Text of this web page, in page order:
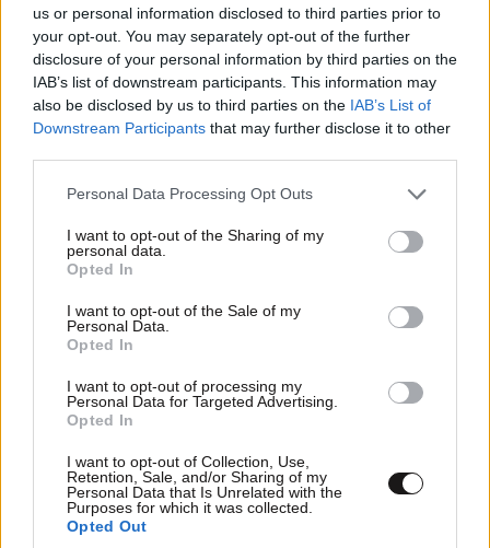
us or personal information disclosed to third parties prior to
your opt-out. You may separately opt-out of the further
disclosure of your personal information by third parties on the
IAB’s list of downstream participants. This information may
also be disclosed by us to third parties on the IAB’s List of
Downstream Participants that may further disclose it to other
Please note that this website/app uses one or more Google
not limited to your visit or usage behaviour. You may click to
grant or deny consent to Google and its third-party tags to
use your data for below specified purposes in below Google
consent section.
Personal Data Processing Opt Outs
I want to opt-out of the Sharing of my
personal data.
Opted In
I want to opt-out of the Sale of my
Personal Data.
Opted In
I want to opt-out of processing my
Personal Data for Targeted Advertising.
Opted In
I want to opt-out of Collection, Use,
Retention, Sale, and/or Sharing of my
Personal Data that Is Unrelated with the
Purposes for which it was collected.
Opted Out
0 ΣΧΌΛΙΑ ΑΝΑΓΝΩΣΤΏΝ